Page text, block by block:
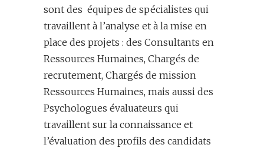
sont des équipes de spécialistes qui
travaillent à l’analyse et à la mise en
place des projets : des Consultants en
Ressources Humaines, Chargés de
recrutement, Chargés de mission
Ressources Humaines, mais aussi des
Psychologues évaluateurs qui
travaillent sur la connaissance et
l’évaluation des profils des candidats